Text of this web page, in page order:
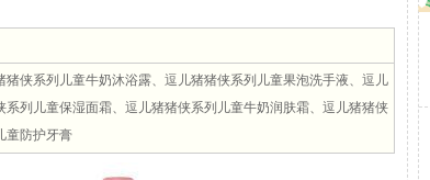
侠系列儿童牛奶沐浴露、逗儿猪猪侠系列儿童果泡洗手液、逗儿
列儿童保湿面霜、逗儿猪猪侠系列儿童牛奶润肤霜、逗儿猪猪侠
童防护牙膏